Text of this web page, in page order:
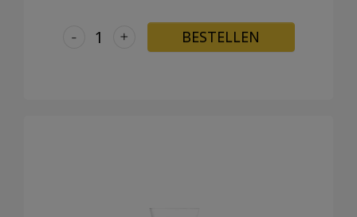
+
- BESTELLEN